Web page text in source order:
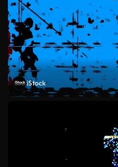
iStock